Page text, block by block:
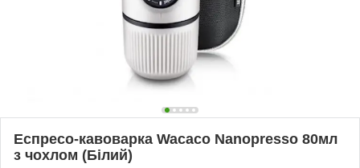
Еспресо-кавоварка Wacaco Nanopresso 80мл
з чохлом (Білий)